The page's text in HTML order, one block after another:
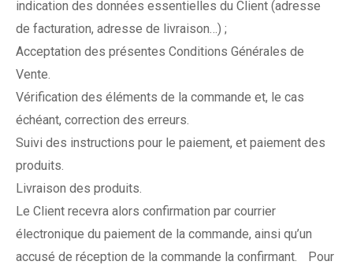
indication des données essentielles du Client (adresse
de facturation, adresse de livraison…) ;
Acceptation des présentes Conditions Générales de
Vente.
Vérification des éléments de la commande et, le cas
échéant, correction des erreurs.
Suivi des instructions pour le paiement, et paiement des
produits.
Livraison des produits.
Le Client recevra alors confirmation par courrier
électronique du paiement de la commande, ainsi qu’un
accusé de réception de la commande la confirmant. Pour